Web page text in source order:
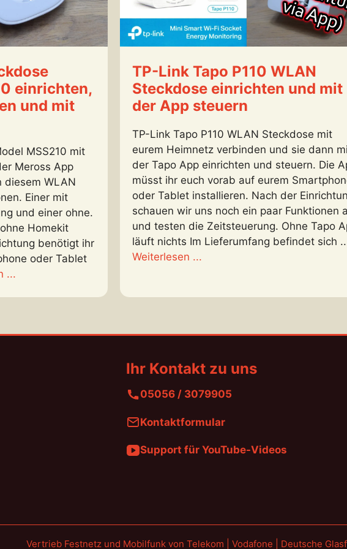
einrichten,
und mit
MSS210 mit
Meross App
diesem WLAN
Einer mit
und einer ohne.
Homekit
benötigt ihr
oder Tablet
...
TP-Link Tapo P110 WLAN
Steckdose einrichten und mit
der App steuern
TP-Link Tapo P110 WLAN Steckdose mit
eurem Heimnetz verbinden und sie dann
der Tapo App einrichten und steuern. Die
müsst ihr euch vorab auf eurem
oder Tablet installieren. Nach der
schauen wir uns noch ein paar Funktionen
und testen die Zeitsteuerung. Ohne Tapo
läuft nichts Im Lieferumfang befindet sich
Weiterlesen ...
Ihr Kontakt zu uns
05056 / 3079905
Kontaktformular
Support für YouTube-Videos
Vertrieb Festnetz und Mobilfunk von Telekom | Vodafone | Deutsche